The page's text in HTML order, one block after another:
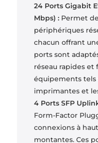
24 Ports Gigabit
Mbps) :Permet de
périphériques
chacun offrant
ports sont
réseau rapides et
équipements tels
imprimantes et
4 Ports SFP
Form-Factor
connexions à
montantes. Ces